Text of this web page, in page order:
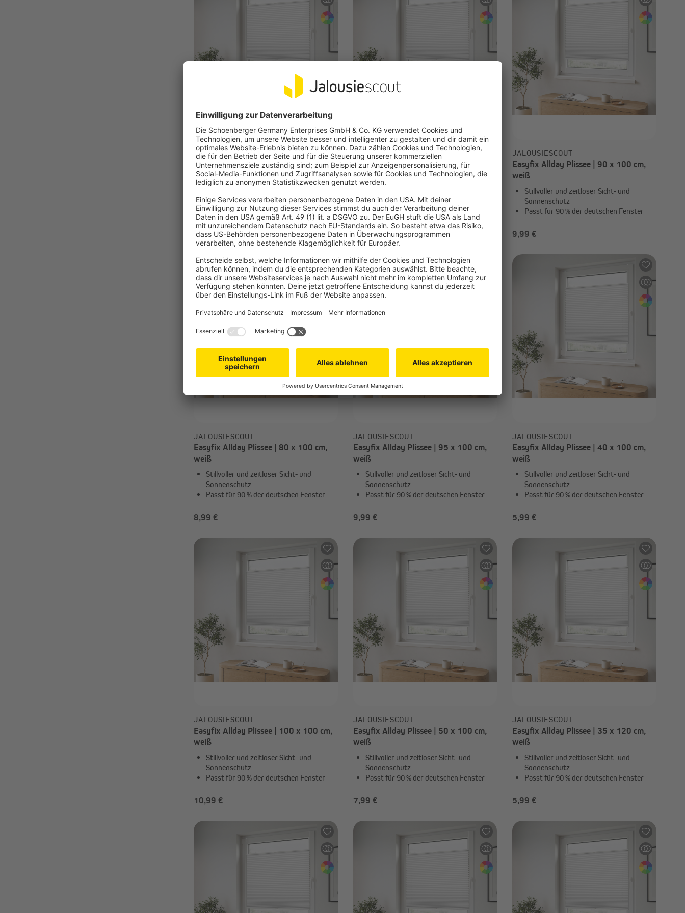
ab 6,99 €
JALOUSIESCOUT
Easyfix Allday Plissee | 75 x 100 cm,
weiß
Sonnenschutz
Passt für 90 % der deutschen Fenster
8,99 €
JALOUSIESCOUT
Easyfix Allday Plissee | 35 x 100 cm,
weiß
Sonnenschutz
Passt für 90 % der deutschen Fenster
4,99 €
JALOUSIESCOUT
Easyfix Allday Plissee | 90 x 100 cm,
weiß
Stillvoller und zeitloser Sicht- und
Sonnenschutz
Passt für 90 % der deutschen Fenster
9,99 €
JALOUSIESCOUT
Easyfix Allday Plissee | 80 x 100 cm,
weiß
Stillvoller und zeitloser Sicht- und
Sonnenschutz
Passt für 90 % der deutschen Fenster
8,99 €
JALOUSIESCOUT
Easyfix Allday Plissee | 95 x 100 cm,
weiß
Stillvoller und zeitloser Sicht- und
Sonnenschutz
Passt für 90 % der deutschen Fenster
9,99 €
JALOUSIESCOUT
Easyfix Allday Plissee | 40 x 100 cm,
weiß
Stillvoller und zeitloser Sicht- und
Sonnenschutz
Passt für 90 % der deutschen Fenster
5,99 €
JALOUSIESCOUT
Easyfix Allday Plissee | 100 x 100 cm,
weiß
Stillvoller und zeitloser Sicht- und
Sonnenschutz
Passt für 90 % der deutschen Fenster
10,99 €
JALOUSIESCOUT
Easyfix Allday Plissee | 50 x 100 cm,
weiß
Stillvoller und zeitloser Sicht- und
Sonnenschutz
Passt für 90 % der deutschen Fenster
7,99 €
JALOUSIESCOUT
Easyfix Allday Plissee | 35 x 120 cm,
weiß
Stillvoller und zeitloser Sicht- und
Sonnenschutz
Passt für 90 % der deutschen Fenster
5,99 €